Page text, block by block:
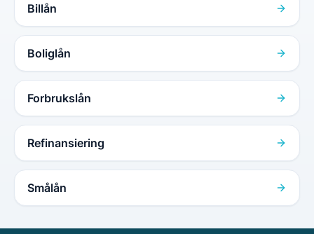
Billån
Boliglån
Forbrukslån
Refinansiering
Smålån